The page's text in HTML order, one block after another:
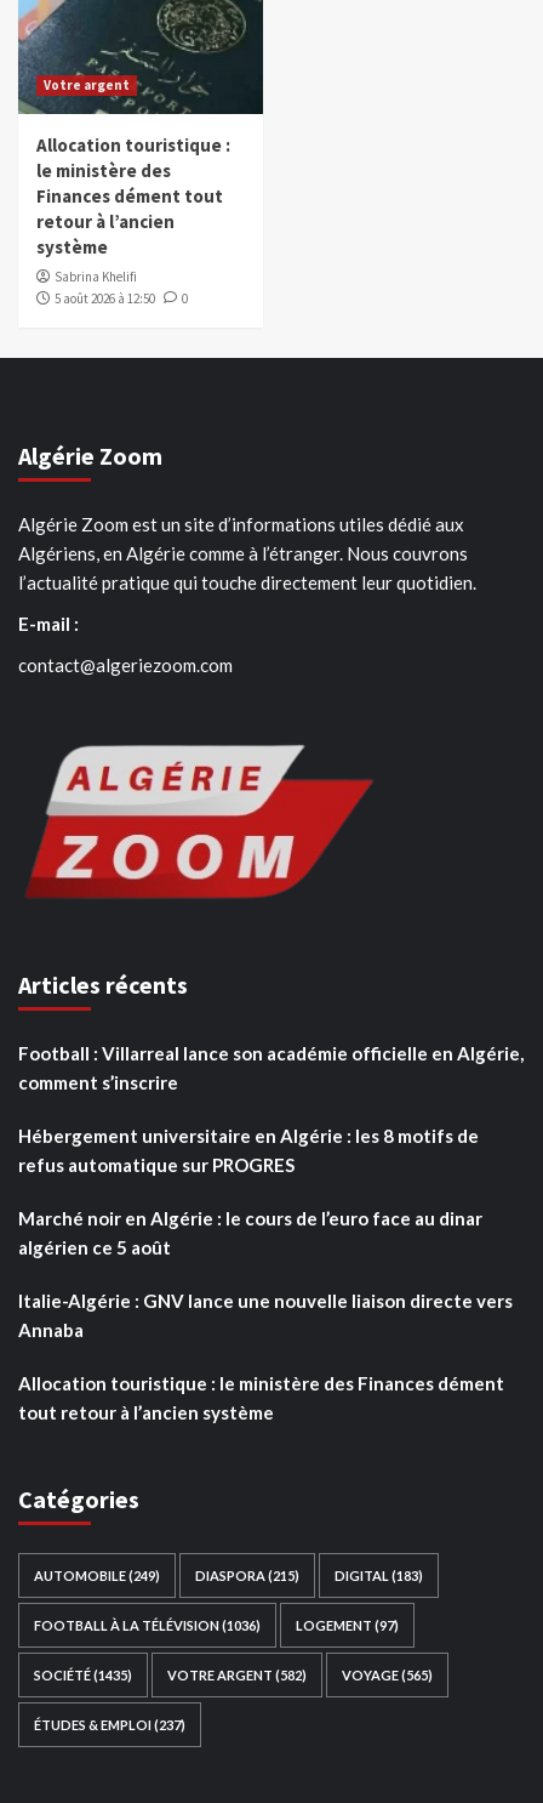
Votre argent
Allocation touristique :
le ministère des
Finances dément tout
retour à l’ancien
système
Sabrina Khelifi
5 août 2026 à 12:50
0
Algérie Zoom
Algérie Zoom est un site d’informations utiles dédié aux
Algériens, en Algérie comme à l’étranger. Nous couvrons
l’actualité pratique qui touche directement leur quotidien.
E-mail :
contact@algeriezoom.com
Articles récents
Football : Villarreal lance son académie officielle en Algérie,
comment s’inscrire
Hébergement universitaire en Algérie : les 8 motifs de
refus automatique sur PROGRES
Marché noir en Algérie : le cours de l’euro face au dinar
algérien ce 5 août
Italie-Algérie : GNV lance une nouvelle liaison directe vers
Annaba
Allocation touristique : le ministère des Finances dément
tout retour à l’ancien système
Catégories
AUTOMOBILE(249) DIASPORA (215) DIGITAL (183)
FOOTBALL À LA TÉLÉVISION(1036) LOGEMENT (97)
SOCIÉTÉ(1435) VOTRE ARGENT (582) VOYAGE(565)
ÉTUDES & EMPLOI(237)